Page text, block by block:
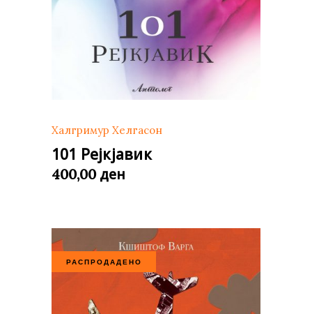
Халгримур Хелгасон
101 Рејкјавик
400,00 ден
РАСПРОДАДЕНО